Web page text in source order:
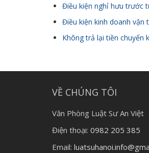
Điều kiện nghỉ hưu trước
Điều kiện kinh doanh vận
Không trả lại tiền chuyển
VỀ CHÚNG TÔI
Văn Phòng Luật Sư An Việt
Điện thoại: 0982 205 385
Email: